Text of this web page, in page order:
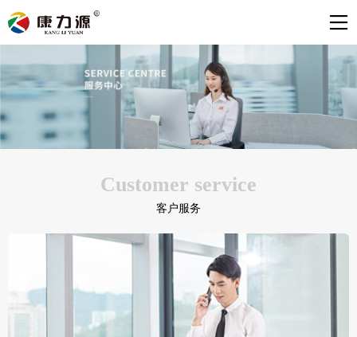
Customer service
客户服务